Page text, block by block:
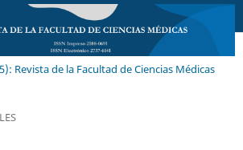
Revista de la Facultad de Ciencias Médicas